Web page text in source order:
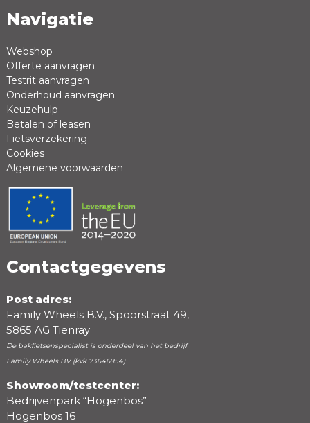
Naam *
Review *
Positieve punten
Beoordeling
Navigatie
Webshop
Offerte aanvragen
Testrit aanvragen
Onderhoud aanvragen
Keuzehulp
Betalen of leasen
Fietsverzekering
Cookies
Algemene voorwaarden
Contactgegevens
Post adres:
Family Wheels B.V., Spoorstraat 49,
5865 AG Tienray
De bakfietsenspecialist is onderdeel van het bedrijf
Family Wheels BV (kvk 73646954)
Showroom/testcenter:
Bedrijvenpark “Hogenbos”
Hogenbos 16